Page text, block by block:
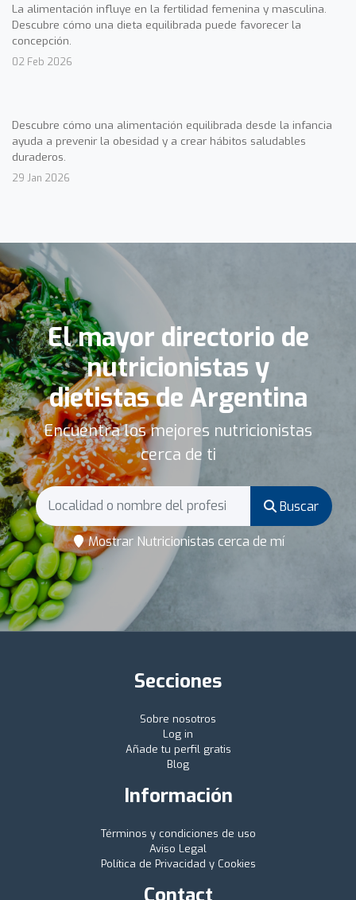
La alimentación influye en la fertilidad femenina y masculina.
Descubre cómo una dieta equilibrada puede favorecer la
concepción.
02 Feb 2026
Descubre cómo una alimentación equilibrada desde la infancia
ayuda a prevenir la obesidad y a crear hábitos saludables
duraderos.
29 Jan 2026
El mayor directorio de
nutricionistas y
dietistas de Argentina
Encuentra los mejores nutricionistas
cerca de ti
Buscar
Mostrar Nutricionistas cerca de mí
Secciones
Sobre nosotros
Log in
Añade tu perfil gratis
Blog
Información
Términos y condiciones de uso
Aviso Legal
Política de Privacidad y Cookies